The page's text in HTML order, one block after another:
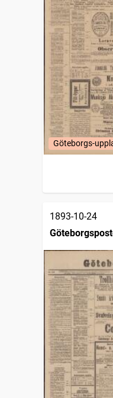
Göteborgs-
1893-10-24